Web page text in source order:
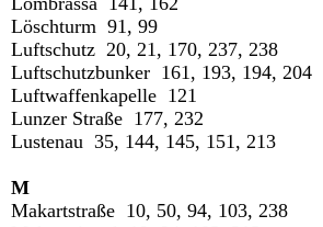
Löschturm 91, 99
Luftschutz 20, 21, 170, 237, 238
Luftschutzbunker 161, 193, 194, 204
Luftwaffenkapelle 121
Lunzer Straße 177, 232
Lustenau 35, 144, 145, 151, 213
M
Makartstraße 10, 50, 94, 103, 238